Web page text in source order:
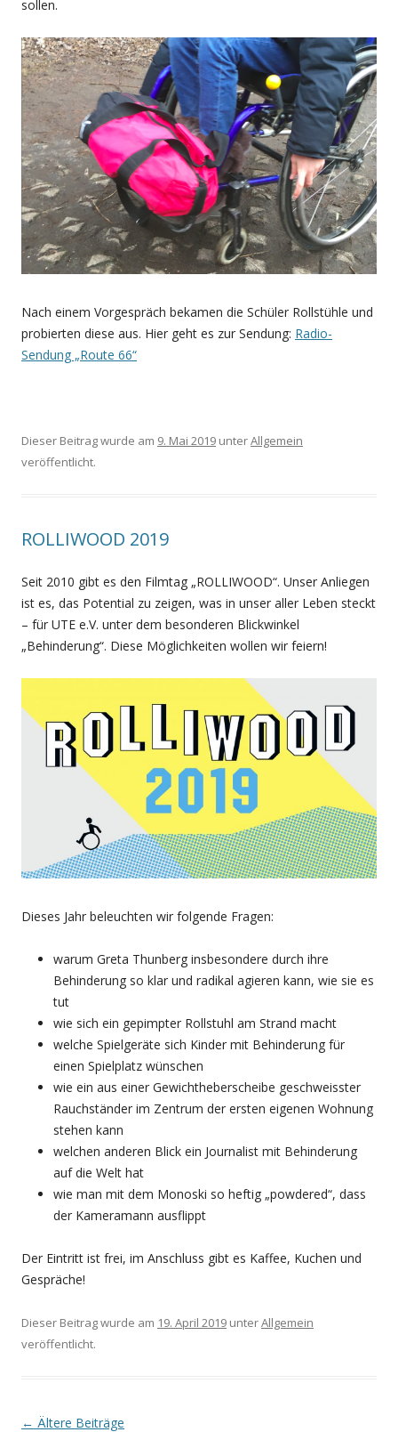
sollen.
Nach einem Vorgespräch bekamen die Schüler Rollstühle und
probierten diese aus. Hier geht es zur Sendung: Radio-
Sendung „Route 66“
Dieser Beitrag wurde am 9. Mai 2019 unterAllgemein
veröffentlicht.
ROLLIWOOD 2019
Seit 2010 gibt es den Filmtag „ROLLIWOOD“. Unser Anliegen
ist es, das Potential zu zeigen, was in unser aller Leben steckt
– für UTE e.V. unter dem besonderen Blickwinkel
„Behinderung“. Diese Möglichkeiten wollen wir feiern!
Dieses Jahr beleuchten wir folgende Fragen:
warum Greta Thunberg insbesondere durch ihre
Behinderung so klar und radikal agieren kann, wie sie es
tut
wie sich ein gepimpter Rollstuhl am Strand macht
welche Spielgeräte sich Kinder mit Behinderung für
einen Spielplatz wünschen
wie ein aus einer Gewichtheberscheibe geschweisster
Rauchständer im Zentrum der ersten eigenen Wohnung
stehen kann
welchen anderen Blick ein Journalist mit Behinderung
auf die Welt hat
wie man mit dem Monoski so heftig „powdered“, dass
der Kameramann ausflippt
Der Eintritt ist frei, im Anschluss gibt es Kaffee, Kuchen und
Gespräche!
Dieser Beitrag wurde am 19. April 2019 unterAllgemein
veröffentlicht.
Beitragsnavigation
← Ältere Beiträge